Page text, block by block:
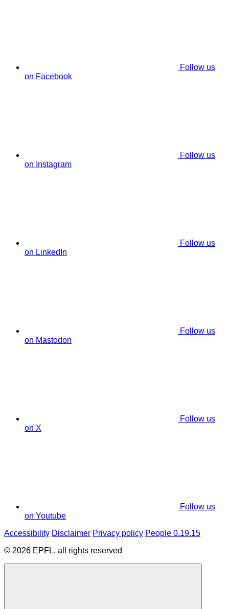
Follow us
on Facebook
Follow us
on Instagram
Follow us
on LinkedIn
Follow us
on Mastodon
Follow us
on X
Follow us
on Youtube
Accessibility Disclaimer Privacy policy People 0.19.15
© 2026 EPFL, all rights reserved